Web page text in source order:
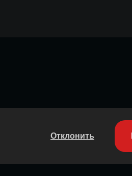
Отклонить